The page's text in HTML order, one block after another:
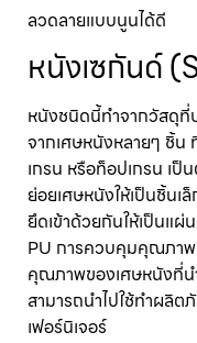
ลวดลายแบบนูนได้ดี
หนังเซกันด์
หนังชนิดนี้ทำจากวัสดุที่
จากเศษหนังหลายๆ ชิ้น
เกรน หรือท็อปเกรน เป็
ย่อยเศษหนังให้เป็นชิ้นเ
ยึดเข้าด้วยกันให้เป็นแ
PU การควบคุมคุณภาพ
คุณภาพของเศษหนังที่น
สามารถนำไปใช้ทำผลิ
เฟอร์นิเจอร์